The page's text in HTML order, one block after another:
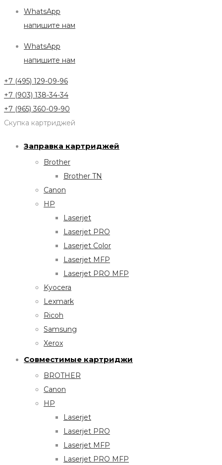
WhatsApp
напишите нам
WhatsApp
напишите нам
+7 (495) 129-09-96
+7 (903) 138-34-34
+7 (965) 360-09-90
Скупка картриджей
Заправка картриджей
Brother
Brother TN
Canon
HP
Laserjet
Laserjet PRO
Laserjet Color
Laserjet MFP
Laserjet PRO MFP
Kyocera
Lexmark
Ricoh
Samsung
Xerox
Совместимые картриджи
BROTHER
Canon
HP
Laserjet
Laserjet PRO
Laserjet MFP
Laserjet PRO MFP